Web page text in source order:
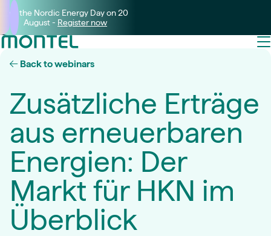
Join the Nordic Energy Day on 20
August - Register now
Back to webinars
Zusätzliche Erträge
aus erneuerbaren
Energien: Der
Markt für HKN im
Überblick